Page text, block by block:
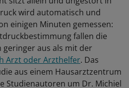
wird automatisch und
einigen Minuten gemessen:
fallen die
aus als mit der
Arzt oder Arzthelfer. Das
aus einem Hausarztzentrum
Studienautoren um Dr. Michiel